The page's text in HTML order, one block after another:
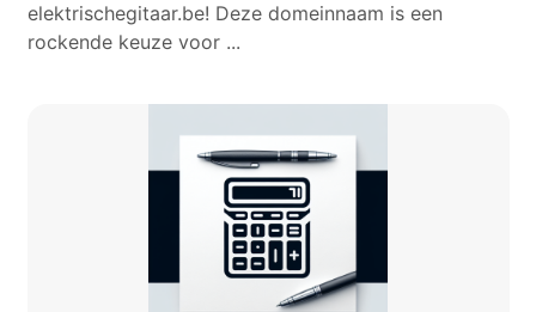
elektrischegitaar.be! Deze domeinnaam is een
rockende keuze voor ...